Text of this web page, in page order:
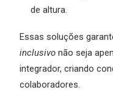
de altura.
Essas soluções
inclusivo não seja
integrador, criando
colaboradores.